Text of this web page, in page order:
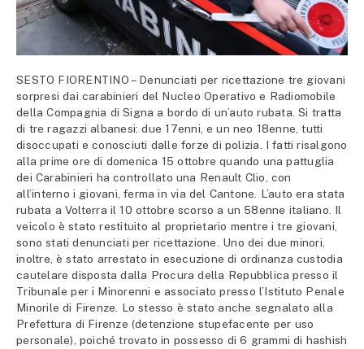
SESTO FIORENTINO – Denunciati per ricettazione tre giovani
sorpresi dai carabinieri del Nucleo Operativo e Radiomobile
della Compagnia di Signa a bordo di un’auto rubata. Si tratta
di tre ragazzi albanesi: due 17enni, e un neo 18enne, tutti
disoccupati e conosciuti dalle forze di polizia. I fatti risalgono
alla prime ore di domenica 15 ottobre quando una pattuglia
dei Carabinieri ha controllato una Renault Clio, con
all’interno i giovani, ferma in via del Cantone. L’auto era stata
rubata a Volterra il 10 ottobre scorso a un 58enne italiano. Il
veicolo è stato restituito al proprietario mentre i tre giovani,
sono stati denunciati per ricettazione. Uno dei due minori,
inoltre, è stato arrestato in esecuzione di ordinanza custodia
cautelare disposta dalla Procura della Repubblica presso il
Tribunale per i Minorenni e associato presso l’Istituto Penale
Minorile di Firenze. Lo stesso è stato anche segnalato alla
Prefettura di Firenze (detenzione stupefacente per uso
personale), poiché trovato in possesso di 6 grammi di hashish